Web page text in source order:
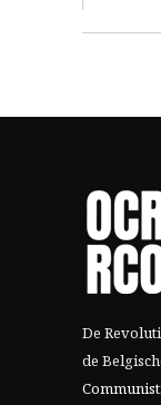
De
de